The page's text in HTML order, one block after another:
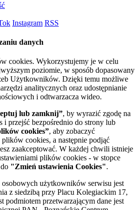
Instagram RSS
danych
cookies. Wykorzystujemy je w celu
poziomie, w sposób dopasowany
Użytkowników. Dzięki temu możliwe
analitycznych oraz udostępnianie
i odtwarzacza wideo.
lub zamknij”, by wyrazić zgodę na
przejść bezpośrednio do strony lub
cookies”, aby zobaczyć
cookies, a następnie podjąć
zaakceptować. W każdej chwili istnieje
plików cookies - w stopce
"Zmień ustawienia Cookies".
użytkowników serwisu jest
z siedzibą przy Placu Kolegiackim 17,
podmiotem przetwarzającym dane jest